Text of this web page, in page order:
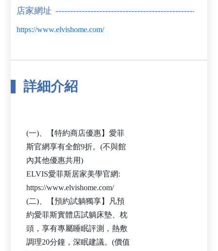
店家網址
https://www.elvishome.com/
詳細介紹
(一)、【特約商店優惠】愛菲
斯官網享有全館9折。(不與館
內其他優惠共用)
ELVIS愛菲斯居家美學官網:
https://www.elvishome.com/
(二)、【預約試躺獨享】凡預
約愛菲斯實體店試躺床墊、枕
頭，享有專屬睡眠評測，熱敷
調理20分鐘，深眠建議。(價值